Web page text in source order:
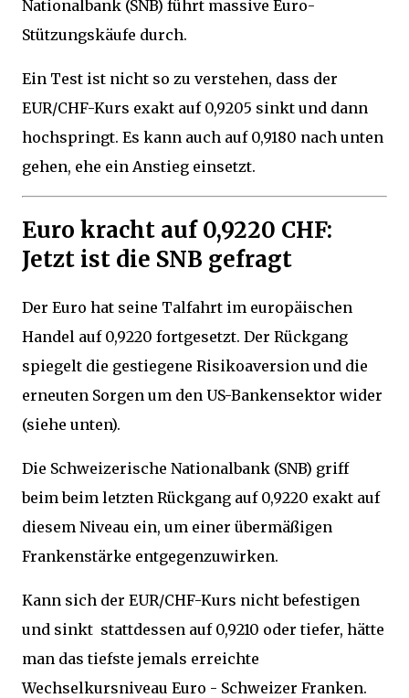
Nationalbank (SNB) führt massive Euro-
Stützungskäufe durch.
Ein Test ist nicht so zu verstehen, dass der
EUR/CHF-Kurs exakt auf 0,9205 sinkt und dann
hochspringt. Es kann auch auf 0,9180 nach unten
gehen, ehe ein Anstieg einsetzt.
Euro kracht auf 0,9220 CHF:
Jetzt ist die SNB gefragt
Der Euro hat seine Talfahrt im europäischen
Handel auf 0,9220 fortgesetzt. Der Rückgang
spiegelt die gestiegene Risikoaversion und die
erneuten Sorgen um den US-Bankensektor wider
(siehe unten).
Die Schweizerische Nationalbank (SNB) griff
beim beim letzten Rückgang auf 0,9220 exakt auf
diesem Niveau ein, um einer übermäßigen
Frankenstärke entgegenzuwirken.
Kann sich der EUR/CHF-Kurs nicht befestigen
und sinkt stattdessen auf 0,9210 oder tiefer, hätte
man das tiefste jemals erreichte
Wechselkursniveau Euro - Schweizer Franken.